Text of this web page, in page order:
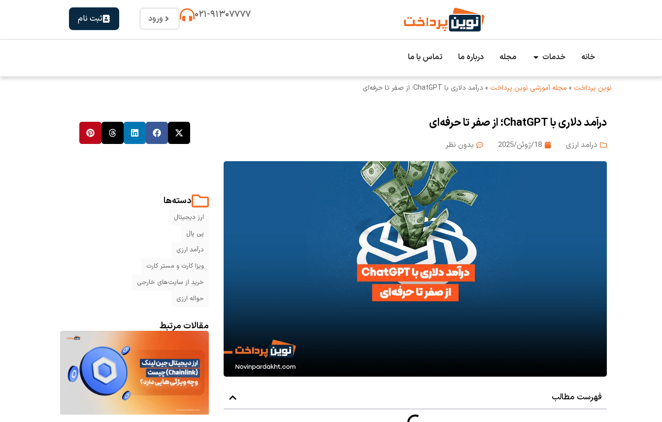
۰۲۱-۹۱۳۰۷۷۷۷ ورود ثبت نام
خانه خدمات مجله درباره ما تماس با ما
نوین پرداخت » مجله آموزشی نوین پرداخت » درآمد دلاری با ChatGPT؛ از صفر تا حرفه‌ای
درآمد دلاری با ChatGPT؛ از صفر تا حرفه‌ای
درامد ارزی 18/ژوئن/2025 بدون نظر
فهرست مطالب
دسته‌ها
ارز دیجیتال
پی پال
درآمد ارزی
ویزا کارت و مستر کارت
خرید از سایت‌های خارجی
حواله ارزی
مقالات مرتبط